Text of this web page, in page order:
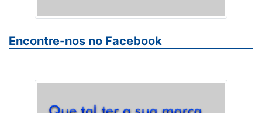
Encontre-nos no Facebook